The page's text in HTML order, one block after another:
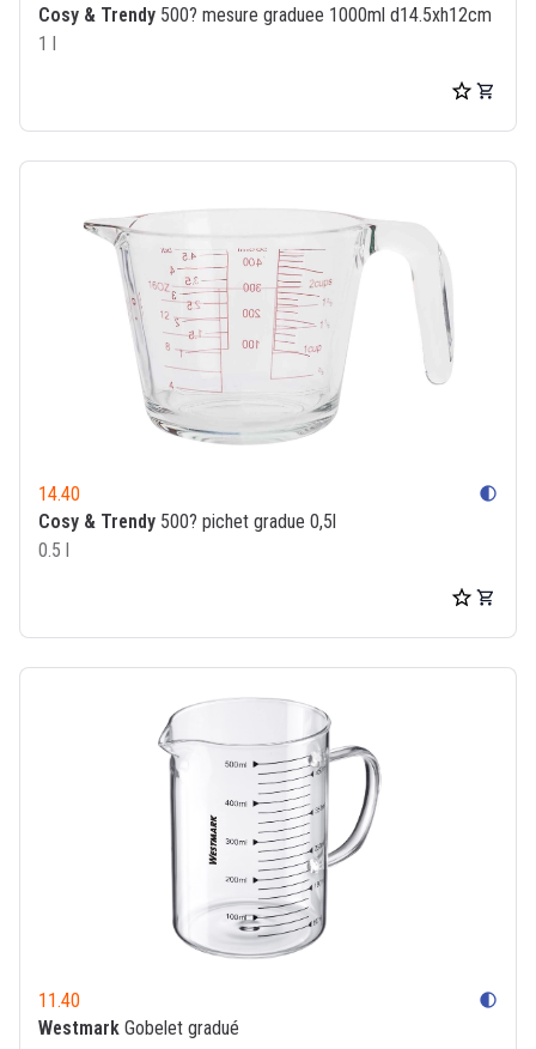
Cosy & Trendy 500? mesure graduee 1000ml d14.5xh12cm
1 l
14.40 contrast
Cosy & Trendy 500? pichet gradue 0,5l
0.5 l
11.40 contrast
Westmark Gobelet gradué